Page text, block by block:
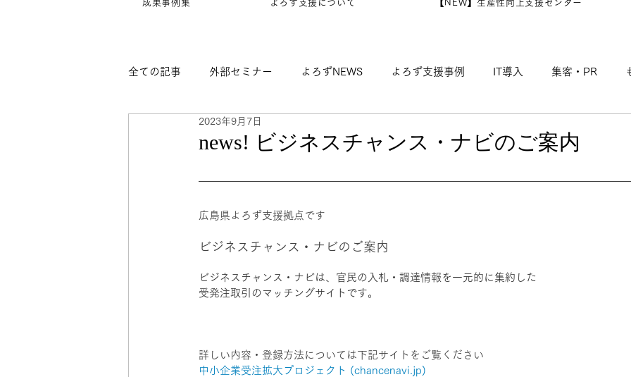
成果事例集 よろず支援について 【NEW】生産性向上支援センター
全ての記事 外部セミナー よろずNEWS よろず支援事例 IT導入 集客・PR
海外販路計画 人事・労務
news! ビジネスチャンス・ナビのご案内
2023年9月7日
広島県よろず支援拠点です
ビジネスチャンス・ナビのご案内
ビジネスチャンス・ナビは、官民の入札・調達情報を一元的に集約した
受発注取引のマッチングサイトです。
詳しい内容・登録方法については下記サイトをご覧ください
中小企業受注拡大プロジェクト (chancenavi.jp)